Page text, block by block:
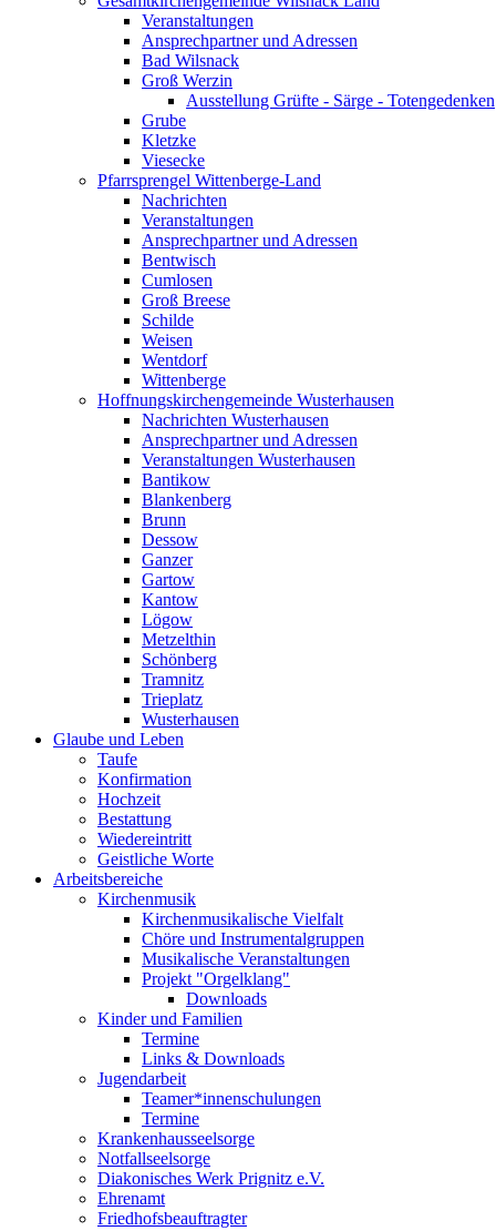
Veranstaltungen
Ansprechpartner und Adressen
Bad Wilsnack
Groß Werzin
Ausstellung Grüfte - Särge - Totengedenken
Grube
Kletzke
Viesecke
Pfarrsprengel Wittenberge-Land
Nachrichten
Veranstaltungen
Ansprechpartner und Adressen
Bentwisch
Cumlosen
Groß Breese
Schilde
Weisen
Wentdorf
Wittenberge
Hoffnungskirchengemeinde Wusterhausen
Nachrichten Wusterhausen
Ansprechpartner und Adressen
Veranstaltungen Wusterhausen
Bantikow
Blankenberg
Brunn
Dessow
Ganzer
Gartow
Kantow
Lögow
Metzelthin
Schönberg
Tramnitz
Trieplatz
Wusterhausen
Glaube und Leben
Taufe
Konfirmation
Hochzeit
Bestattung
Wiedereintritt
Geistliche Worte
Arbeitsbereiche
Kirchenmusik
Kirchenmusikalische Vielfalt
Chöre und Instrumentalgruppen
Musikalische Veranstaltungen
Projekt "Orgelklang"
Downloads
Kinder und Familien
Termine
Links & Downloads
Jugendarbeit
Teamer*innenschulungen
Termine
Krankenhausseelsorge
Notfallseelsorge
Diakonisches Werk Prignitz e.V.
Ehrenamt
Friedhofsbeauftragter